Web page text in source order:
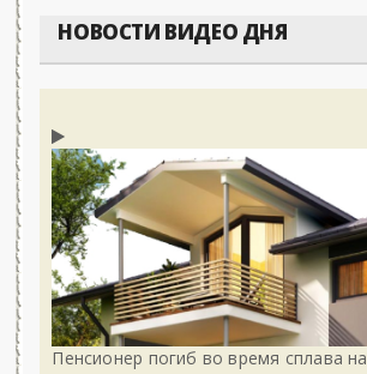
НОВОСТИ ВИДЕО ДНЯ
Пенсионер погиб во время сплава на